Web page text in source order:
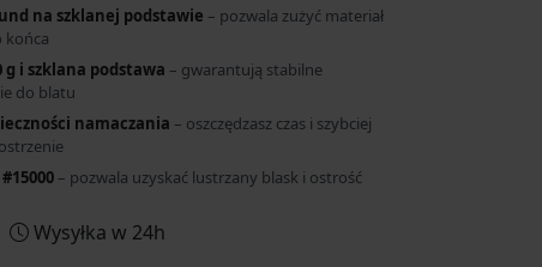
na szklanej podstawie – pozwala zużyć materiał
końca
g i szklana podstawa – gwarantują stabilne
do blatu
namaczania – oszczędzasz czas i szybciej
– pozwala uzyskać lustrzany blask i ostrość
Wysyłka w 24h